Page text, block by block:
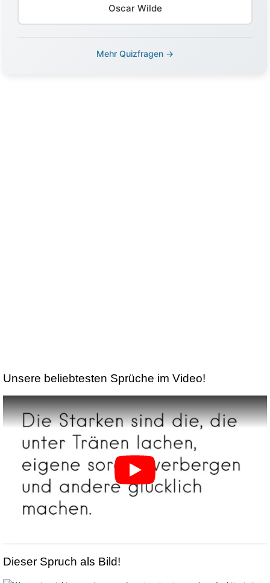
Oscar Wilde
Mehr Quizfragen →
Unsere beliebtesten Sprüche im Video!
Dieser Spruch als Bild!